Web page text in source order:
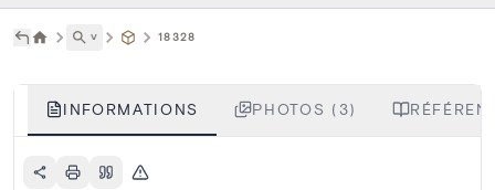
˅ 18328
INFORMATIONS PHOTOS (3)